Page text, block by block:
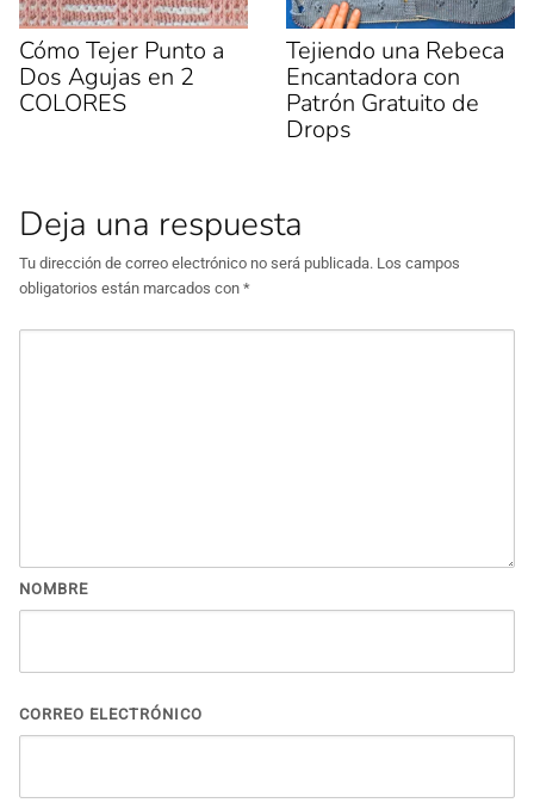
Cómo Tejer Punto a
Dos Agujas en 2
COLORES
Tejiendo una Rebeca
Encantadora con
Patrón Gratuito de
Drops
Deja una respuesta
Tu dirección de correo electrónico no será publicada. Los campos
obligatorios están marcados con *
NOMBRE
CORREO ELECTRÓNICO